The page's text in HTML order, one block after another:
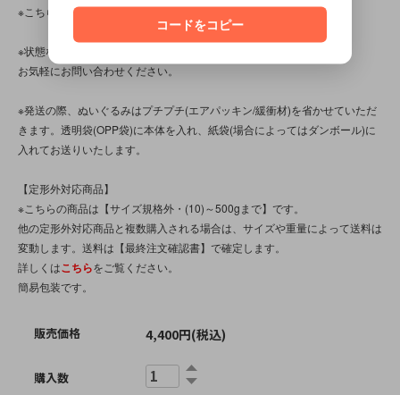
※こちらの商品は、中古品です。
※状態など分かり辛い点、気になる点、不明点がございましたら、
お気軽にお問い合わせください。
※発送の際、ぬいぐるみはプチプチ(エアパッキン/緩衝材)を省かせていただ
きます。透明袋(OPP袋)に本体を入れ、紙袋(場合によってはダンボール)に
入れてお送りいたします。
【定形外対応商品】
※こちらの商品は【サイズ規格外・(10)～500gまで】です。
他の定形外対応商品と複数購入される場合は、サイズや重量によって送料は
変動します。送料は【最終注文確認書】で確定します。
詳しくはこちらをご覧ください。
簡易包装です。
販売価格 4,400円(税込)
購入数
コードをコピー